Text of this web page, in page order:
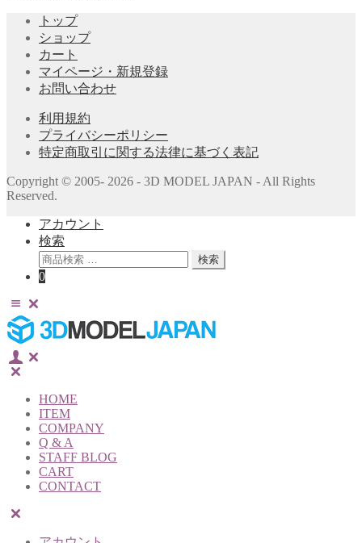
トップ
ショップ
カート
マイページ・新規登録
お問い合わせ
利用規約
プライバシーポリシー
特定商取引に関する法律に基づく表記
Copyright © 2005- 2026 - 3D MODEL JAPAN - All Rights
Reserved.
アカウント
検索
検
索
検索
0
HOME
ITEM
COMPANY
Q & A
STAFF BLOG
CART
CONTACT